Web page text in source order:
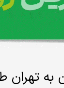
به